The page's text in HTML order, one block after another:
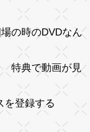
の時のDVDなん
特典で動画が見
を登録する